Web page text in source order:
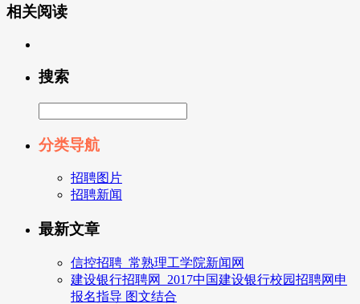
相关阅读
搜索
分类导航
招聘图片
招聘新闻
最新文章
信控招聘_常熟理工学院新闻网
建设银行招聘网_2017中国建设银行校园招聘网申
报名指导 图文结合